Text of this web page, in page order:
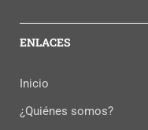
ENLACES
Inicio
¿Quiénes somos?